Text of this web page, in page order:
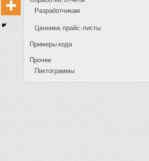
Разработчикам
Ценники, прайс-листы
Примеры кода
Прочее
Пиктограммы